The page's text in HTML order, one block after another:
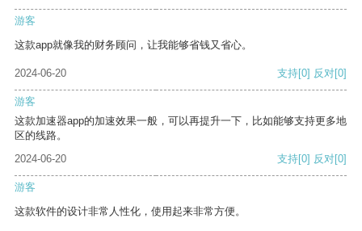
游客
这款app就像我的财务顾问，让我能够省钱又省心。
2024-06-20 支持[0] 反对[0]
游客
这款加速器app的加速效果一般，可以再提升一下，比如能够支持更多地
区的线路。
2024-06-20
支持[0] 反对[0]
游客
这款软件的设计非常人性化，使用起来非常方便。